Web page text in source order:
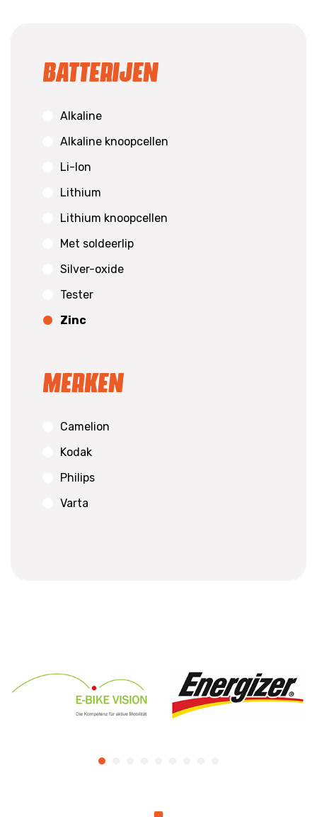
Batterijen
Alkaline
Alkaline knoopcellen
Li-Ion
Lithium
Lithium knoopcellen
Met soldeerlip
Silver-oxide
Tester
Zinc
Merken
Camelion
Kodak
Philips
Varta